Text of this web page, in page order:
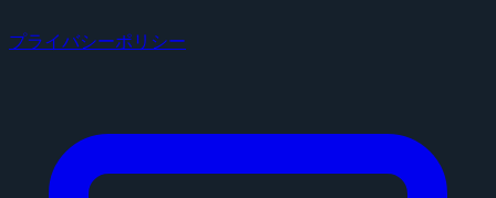
プライバシーポリシー